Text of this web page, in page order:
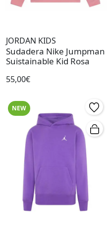
JORDAN KIDS
Sudadera Nike Jumpman
Suistainable Kid Rosa
55,00€
NEW